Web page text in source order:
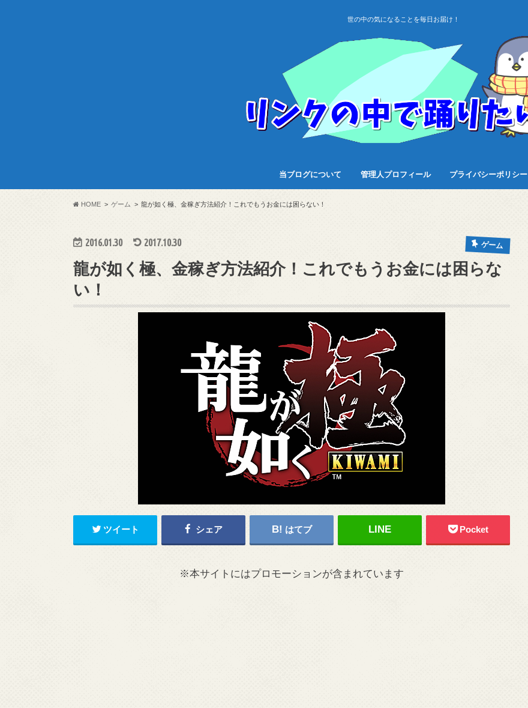
世の中の気になることを毎日お届け！
当ブログについて 管理人プロフィール プライバシーポリシー
HOME ゲーム 龍が如く極、金稼ぎ方法紹介！これでもうお金には困らない！
2016.01.30 2017.10.30 ゲーム
龍が如く極、金稼ぎ方法紹介！これでもうお金には困らな
い！
ツイート シェア はてブ Pocket
※本サイトにはプロモーションが含まれています